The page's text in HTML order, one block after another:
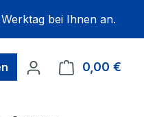
bei Ihnen an.
0,00 €